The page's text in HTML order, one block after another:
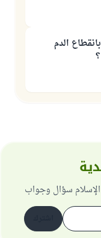
الدم
سؤال وجواب